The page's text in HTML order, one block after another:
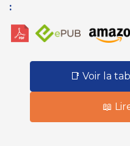
:
📑 Voir la
📖